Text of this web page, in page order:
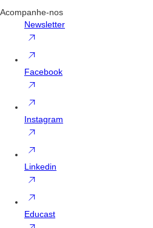
Acompanhe-nos
Newsletter
Facebook
Instagram
Linkedin
Educast